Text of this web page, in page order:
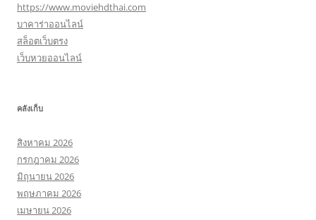
https://www.moviehdthai.com
บาคาร่าออนไลน์
สล็อตเว็บตรง
เว็บหวยออนไลน์
คลังเก็บ
สิงหาคม 2026
กรกฎาคม 2026
มิถุนายน 2026
พฤษภาคม 2026
เมษายน 2026